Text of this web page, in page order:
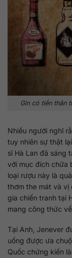
Gin có tiền thân
Nhiều người nghĩ
tuy nhiên sự thật
sĩ Hà Lan đã sáng
với mục đích chữa
loại rượu này là
thơm the mát và vị
gia chiến tranh tại
mang công thức
Tại Anh, Jenever
uống được ưa
Quốc chứng kiến